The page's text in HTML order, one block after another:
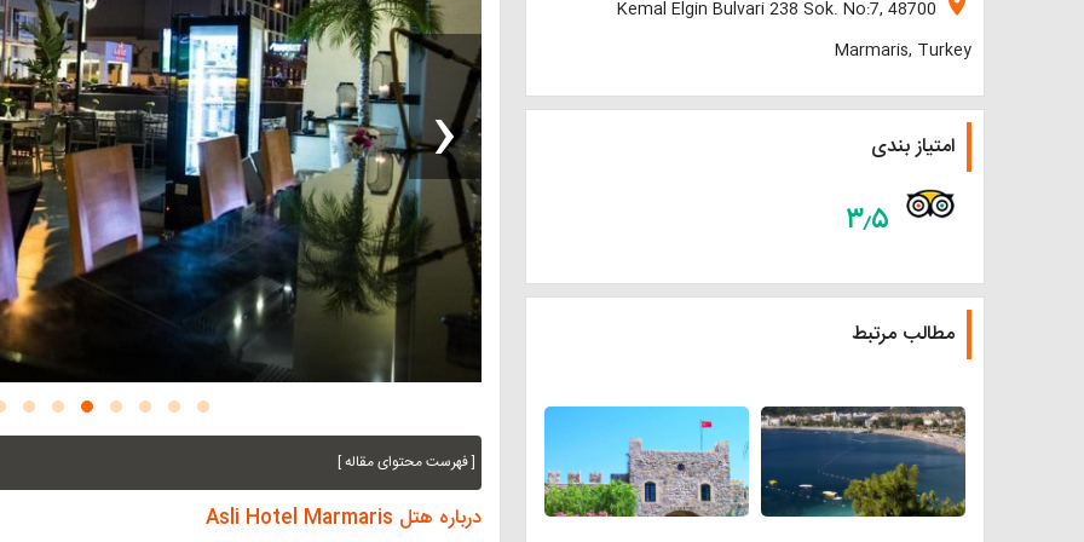
‹
[ فهرست محتوای مقاله ]
درباره هتل Asli Hotel Marmaris
Kemal Elgin Bulvari 238 Sok. No:7, 48700
Marmaris, Turkey
امتیاز بندی
۳٫۵
مطالب مرتبط